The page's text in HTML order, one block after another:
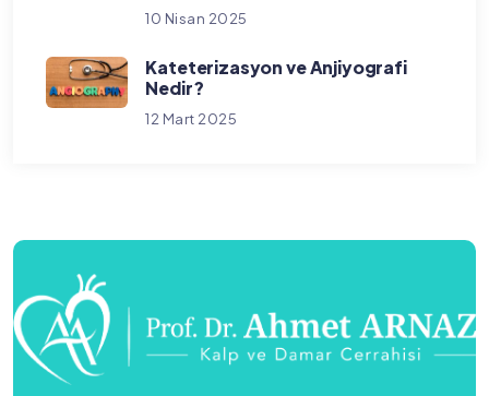
10 Nisan 2025
Kateterizasyon ve Anjiyografi
Nedir?
12 Mart 2025